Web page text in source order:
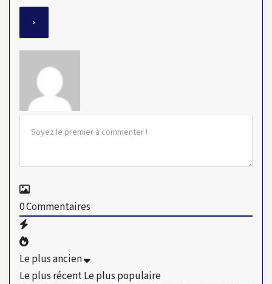
0Commentaires
Le plus ancien
Le plus récentLe plus populaire